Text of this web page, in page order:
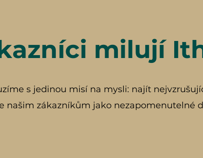
milují
s jedinou misí na mysli: najít
našim zákazníkům jako nezapomenutelné